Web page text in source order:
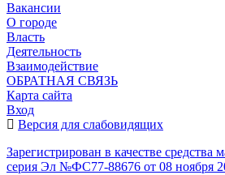
Вакансии
О городе
Власть
Деятельность
Взаимодействие
ОБРАТНАЯ СВЯЗЬ
Карта сайта
Вход
Версия для слабовидящих
Зарегистрирован в качестве
серия Эл №ФС77-88676 от 08 ноября